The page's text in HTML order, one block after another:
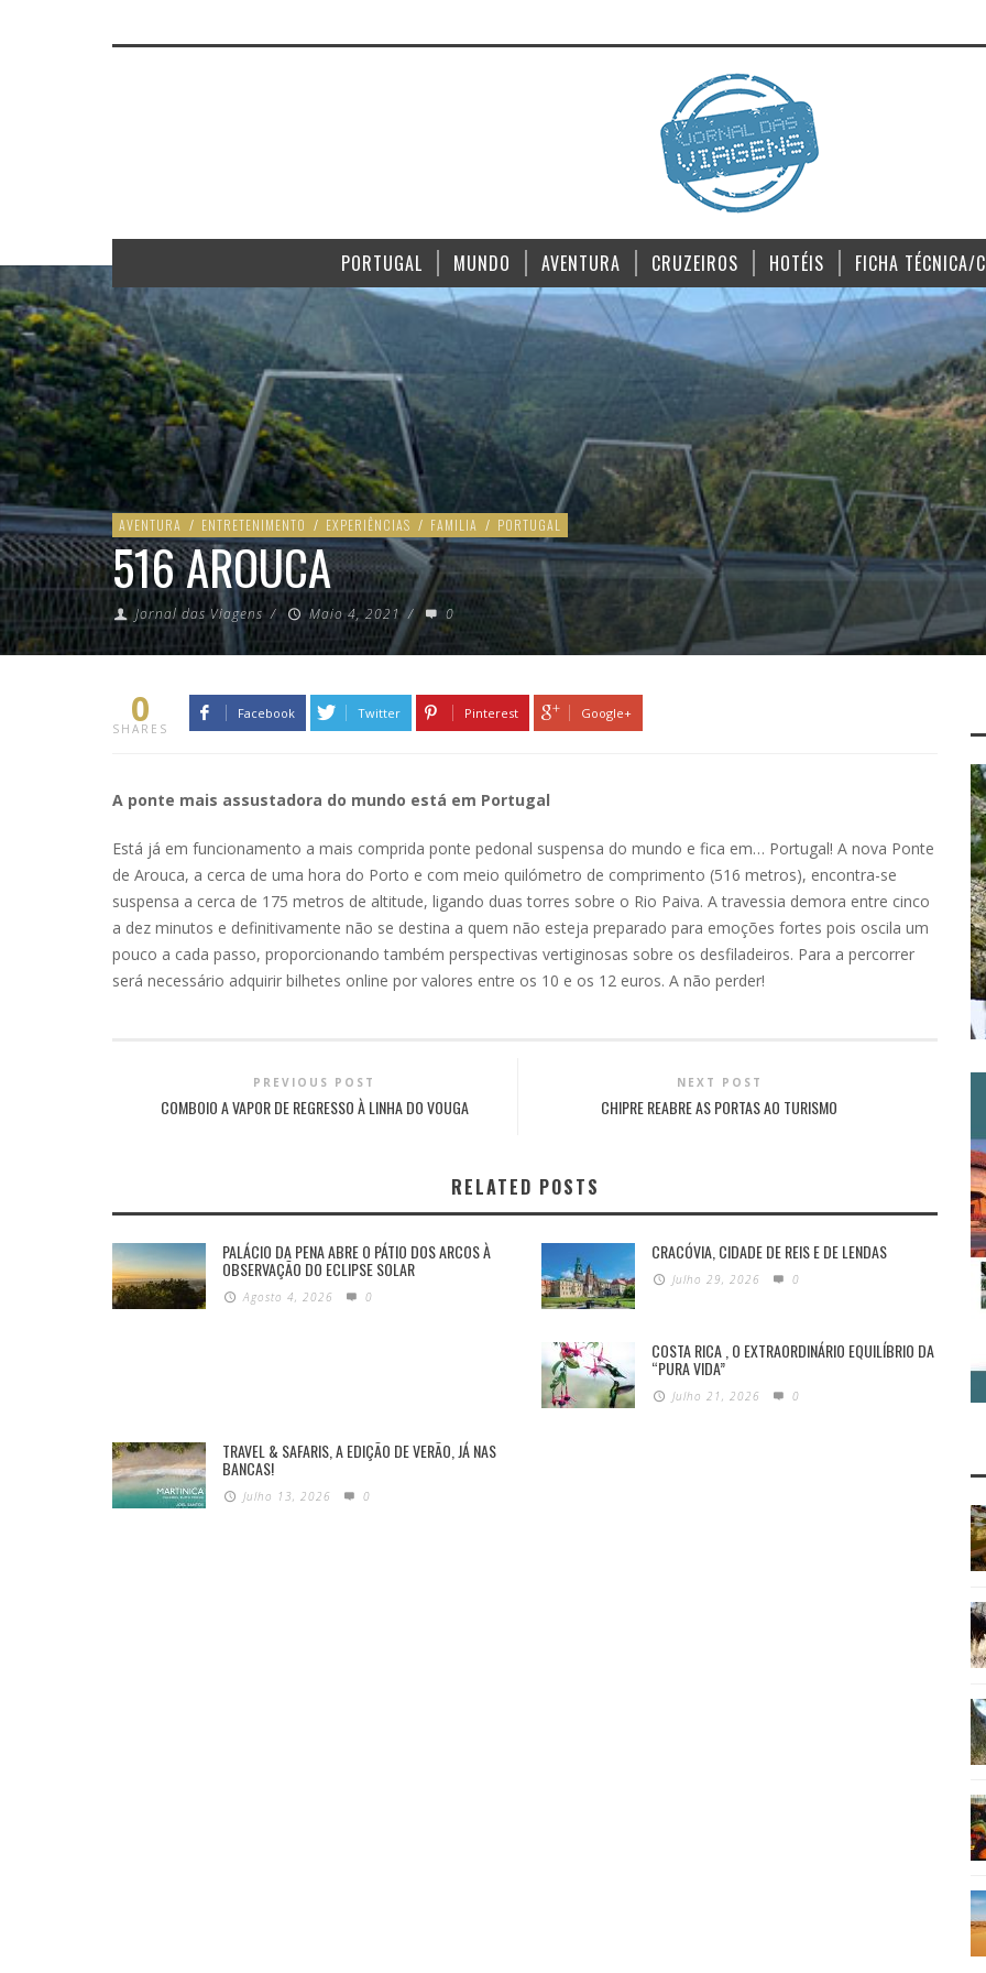
PORTUGAL MUNDO AVENTURA CRUZEIROS HOTÉIS FICHA TÉCNICA/
AVENTURA / ENTRETENIMENTO / EXPERIÊNCIAS / FAMILIA / PORTUGAL
516 AROUCA
Jornal das Viagens / Maio 4, 2021 / 0
0
SHARES
Facebook Twitter Pinterest Google+
A ponte mais assustadora do mundo está em Portugal
Está já em funcionamento a mais comprida ponte pedonal suspensa do mundo e fica em… Portugal! A nova Ponte
de Arouca, a cerca de uma hora do Porto e com meio quilómetro de comprimento (516 metros), encontra-se
suspensa a cerca de 175 metros de altitude, ligando duas torres sobre o Rio Paiva. A travessia demora entre cinco
a dez minutos e definitivamente não se destina a quem não esteja preparado para emoções fortes pois oscila um
pouco a cada passo, proporcionando também perspectivas vertiginosas sobre os desfiladeiros. Para a percorrer
será necessário adquirir bilhetes online por valores entre os 10 e os 12 euros. A não perder!
PREVIOUS POST
COMBOIO A VAPOR DE REGRESSO À LINHA DO VOUGA
NEXT POST
CHIPRE REABRE AS PORTAS AO TURISMO
RELATED POSTS
PALÁCIO DA PENA ABRE O PÁTIO DOS ARCOS À
OBSERVAÇÃO DO ECLIPSE SOLAR
Agosto 4, 2026 0
CRACÓVIA, CIDADE DE REIS E DE LENDAS
Julho 29, 2026 0
COSTA RICA , O EXTRAORDINÁRIO EQUILÍBRIO DA
“PURA VIDA”
Julho 21, 2026 0
TRAVEL & SAFARIS, A EDIÇÃO DE VERÃO, JÁ NAS
BANCAS!
Julho 13, 2026 0